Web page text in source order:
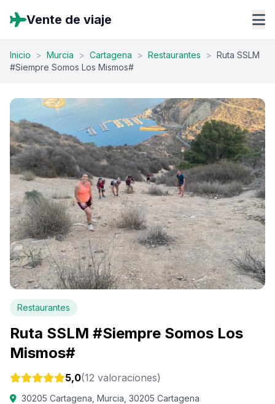
Vente de viaje
Inicio > Murcia > Cartagena > Restaurantes > Ruta SSLM
#Siempre Somos Los Mismos#
Restaurantes
Ruta SSLM #Siempre Somos Los
Mismos#
5,0(12 valoraciones)
30205 Cartagena, Murcia, 30205 Cartagena